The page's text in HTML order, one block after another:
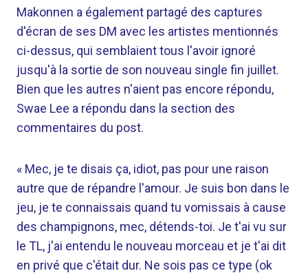
Makonnen a également partagé des captures
d'écran de ses DM avec les artistes mentionnés
ci-dessus, qui semblaient tous l'avoir ignoré
jusqu'à la sortie de son nouveau single fin juillet.
Bien que les autres n'aient pas encore répondu,
Swae Lee a répondu dans la section des
commentaires du post.
« Mec, je te disais ça, idiot, pas pour une raison
autre que de répandre l'amour. Je suis bon dans le
jeu, je te connaissais quand tu vomissais à cause
des champignons, mec, détends-toi. Je t'ai vu sur
le TL, j'ai entendu le nouveau morceau et je t'ai dit
en privé que c'était dur. Ne sois pas ce type (ok